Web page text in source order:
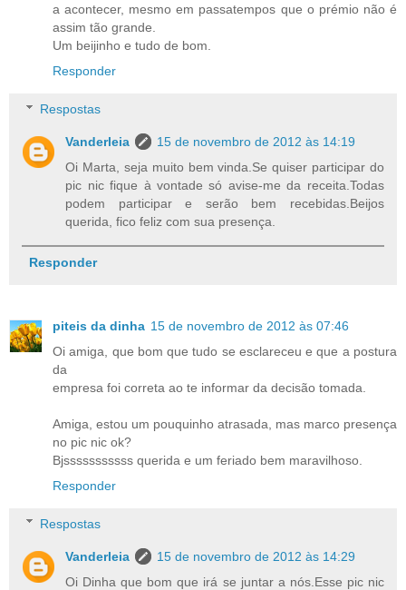
a acontecer, mesmo em passatempos que o prémio não é
assim tão grande.
Um beijinho e tudo de bom.
Responder
Respostas
Vanderleia
15 de novembro de 2012 às 14:19
Oi Marta, seja muito bem vinda.Se quiser participar do
pic nic fique à vontade só avise-me da receita.Todas
podem participar e serão bem recebidas.Beijos
querida, fico feliz com sua presença.
Responder
piteis da dinha 15 de novembro de 2012 às 07:46
Oi amiga, que bom que tudo se esclareceu e que a postura
da
empresa foi correta ao te informar da decisão tomada.
Amiga, estou um pouquinho atrasada, mas marco presença
no pic nic ok?
Bjsssssssssss querida e um feriado bem maravilhoso.
Responder
Respostas
Vanderleia
15 de novembro de 2012 às 14:29
Oi Dinha que bom que irá se juntar a nós.Esse pic nic